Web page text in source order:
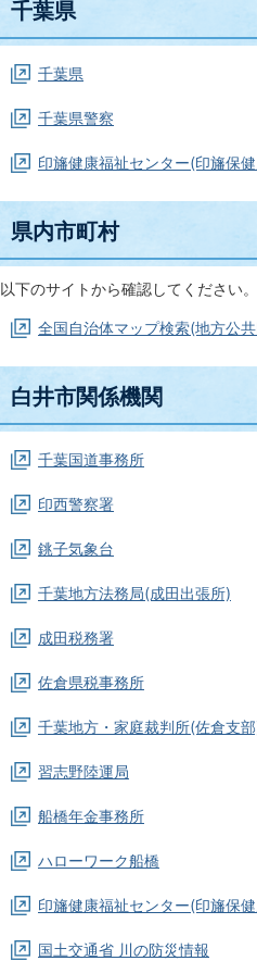
千葉県
千葉県
千葉県警察
印旛健康福祉センター(印旛保
県内市町村
以下のサイトから確認してください。
全国自治体マップ検索(地方公
白井市関係機関
千葉国道事務所
印西警察署
銚子気象台
千葉地方法務局(成田出張所)
成田税務署
佐倉県税事務所
千葉地方・家庭裁判所(佐倉支
習志野陸運局
船橋年金事務所
ハローワーク船橋
印旛健康福祉センター(印旛保
国土交通省 川の防災情報